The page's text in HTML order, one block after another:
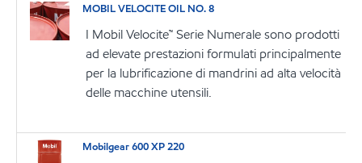
MOBIL VELOCITE OIL NO. 8
I Mobil Velocite™ Serie Numerale sono prodotti
ad elevate prestazioni formulati principalmente
per la lubrificazione di mandrini ad alta velocità
delle macchine utensili.
Mobilgear 600 XP 220